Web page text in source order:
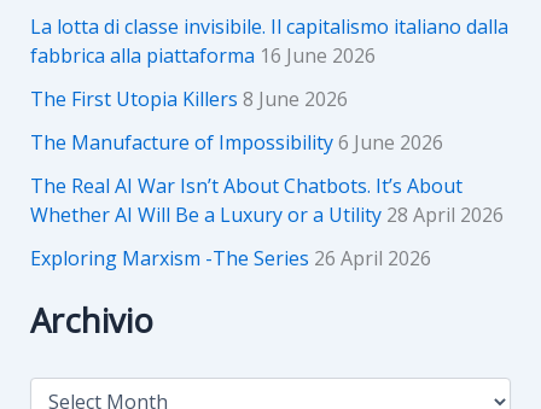
La lotta di classe invisibile. Il capitalismo italiano dalla
fabbrica alla piattaforma 16 June 2026
The First Utopia Killers 8 June 2026
The Manufacture of Impossibility6 June 2026
The Real AI War Isn’t About Chatbots. It’s About
Whether AI Will Be a Luxury or a Utility 28 April 2026
Exploring Marxism -The Series 26 April 2026
Archivio
A